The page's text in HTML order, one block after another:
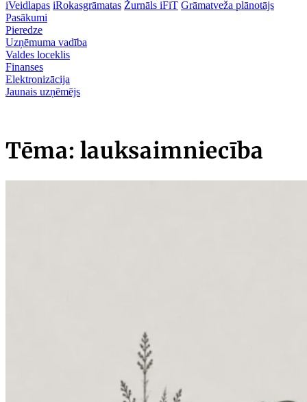
iVeidlapas iRokasgrāmatas Žurnāls iFiT Grāmatveža plānotājs
Pasākumi
Pieredze
Uzņēmuma vadība
Valdes loceklis
Finanses
Elektronizācija
Jaunais uzņēmējs
Tēma: lauksaimniecība